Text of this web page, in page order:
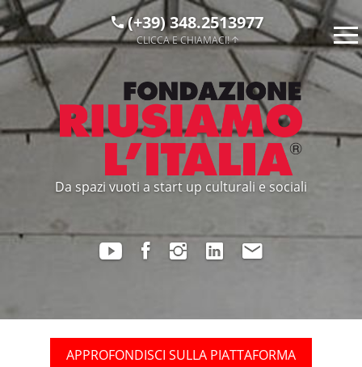
(+39) 348.2513977
CLICCA E CHIAMACI!
Da spazi vuoti a start up culturali e sociali
APPROFONDISCI SULLA PIATTAFORMA